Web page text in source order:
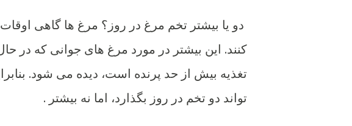
دو یا بیشتر تخم مرغ در روز؟ مرغ ها گاهی
کنند. این بیشتر در مورد مرغ های جوانی که در
تغذیه بیش از حد پرنده است، دیده می شود.
تواند دو تخم در روز بگذارد، اما نه بیشتر .